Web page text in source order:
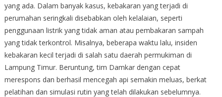
yang ada. Dalam banyak kasus, kebakaran yang terjadi di
perumahan seringkali disebabkan oleh kelalaian, seperti
penggunaan listrik yang tidak aman atau pembakaran sampah
yang tidak terkontrol. Misalnya, beberapa waktu lalu, insiden
kebakaran kecil terjadi di salah satu daerah permukiman di
Lampung Timur. Beruntung, tim Damkar dengan cepat
merespons dan berhasil mencegah api semakin meluas, berkat
pelatihan dan simulasi rutin yang telah dilakukan sebelumnya.